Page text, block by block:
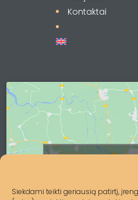
Siekdami teikti geriausią patirtį,
Kontaktai
Spustelėkite,